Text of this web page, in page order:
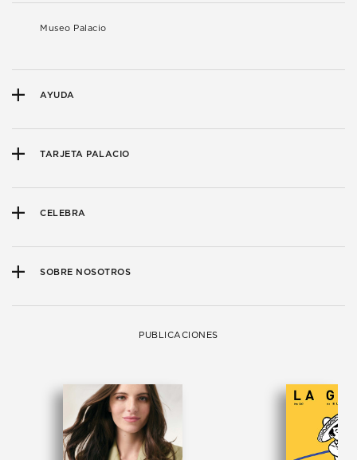
Museo Palacio
AYUDA
TARJETA PALACIO
CELEBRA
SOBRE NOSOTROS
PUBLICACIONES